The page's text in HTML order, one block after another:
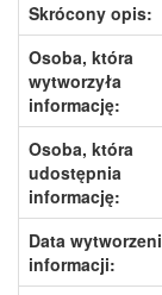
Skrócony opis:
Osoba, która
wytworzyła
informację:
Osoba, która
udostępnia
informację:
Data
informacji: